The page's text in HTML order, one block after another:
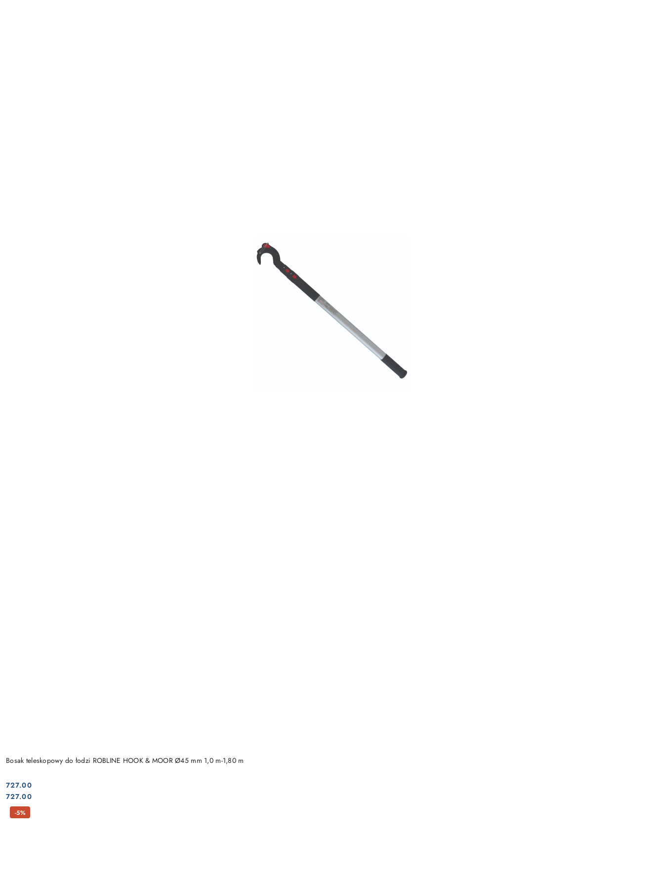
Bosak teleskopowy do łodzi ROBLINE HOOK & MOOR Ø45 mm 1,0 m-1,80 m
Cena:
727.00
Cena:
727.00
-5%